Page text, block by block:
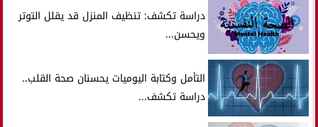
دراسة تكشف: تنظيف المنزل قد يقلل التوتر
ويحسن...
التأمل وكتابة اليوميات يحسنان صحة القلب..
دراسة تكشف...